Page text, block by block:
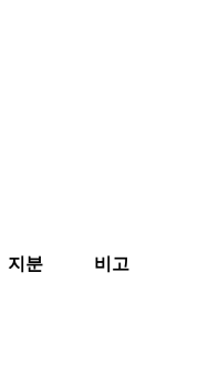
지분
비고